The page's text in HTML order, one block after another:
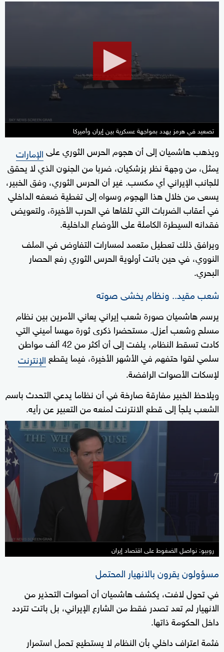
تصعيد في هرمز يهدد بمواجهة عسكرية بين إيران وأميركا
ويذهب هاشميان إلى أن هجوم الحرس الثوري علىالإمارات
يمثل، من وجهة نظر بزشكيان، ضربا من الجنون الذي لا يحقق
للجانب الإيراني أي مكسب. غير أن الحرس الثوري، وفق الخبير،
يسعى من خلال هذا الهجوم وسواه إلى تغطية ضعفه الداخلي
في أعقاب الضربات التي تلقاها في الحرب الأخيرة، ولتعويض
فقدانه السيطرة الكاملة على الأوضاع الداخلية.
ويرافق ذلك تعطيل متعمد لمسارات التفاوض في الملف
النووي، في حين باتت أولوية الحرس الثوري رفع الحصار
البحري.
شعب مقيد.. ونظام يخشى صوته
يرسم هاشميان صورة شعب إيراني يعاني الأمرين بين نظام
مسلح وشعب أعزل. مستحضرا ذكرى ثورة مهسا أميني التي
كادت تسقط النظام، يلفت إلى أن أكثر من 42 ألف مواطن
سلمي لقوا حتفهم في الأشهر الأخيرة، فيما يقطع الإنترنت
لإسكات الأصوات الرافضة.
ويلاحظ الخبير مفارقة صارخة في أن نظاما يدعي التحدث باسم
الشعب يلجأ إلى قطع الانترنت لمنعه من التعبير عن رأيه.
0
seconds
of
33
seconds
روبيو: نواصل الضغوط على اقتصاد إيران
مسؤولون يقرون بالانهيار المحتمل
في تحول لافت، يكشف هاشميان أن أصوات التحذير من
الانهيار لم تعد تصدر فقط من الشارع الإيراني، بل باتت تتردد
داخل الحكومة ذاتها.
فثمة اعتراف داخلي بأن النظام لا يستطيع تحمل استمرار